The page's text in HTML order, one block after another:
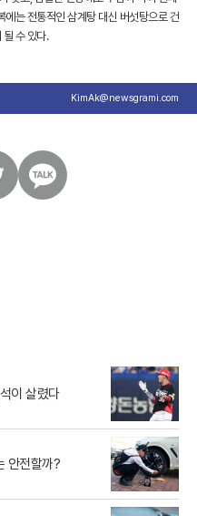
는 전통적인 삼계탕 대신 버섯탕으로 건
수 있다.
KimAk@newsgrami.com
이 살렸다
안전할까?